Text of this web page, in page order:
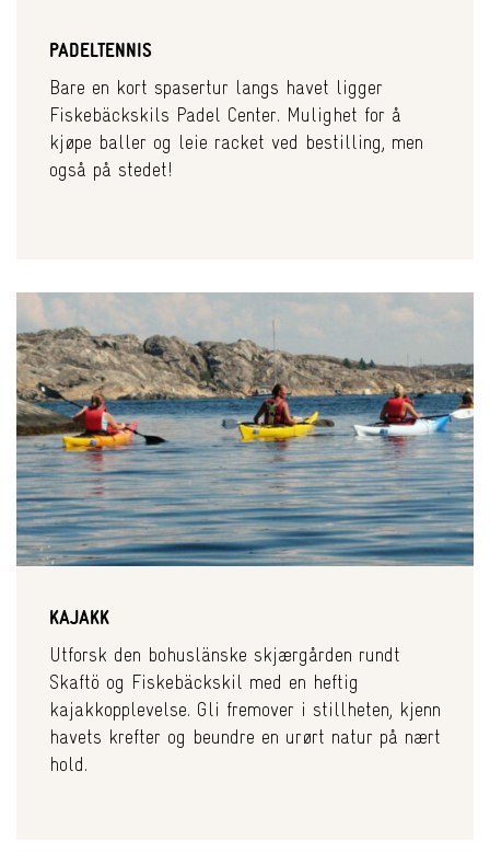
PADELTENNIS
Bare en kort spasertur langs havet ligger
Fiskebäckskils Padel Center. Mulighet for å
kjøpe baller og leie racket ved bestilling, men
også på stedet!
KAJAKK
Utforsk den bohuslänske skjærgården rundt
Skaftö og Fiskebäckskil med en heftig
kajakkopplevelse. Gli fremover i stillheten, kjenn
havets krefter og beundre en urørt natur på nært
hold.